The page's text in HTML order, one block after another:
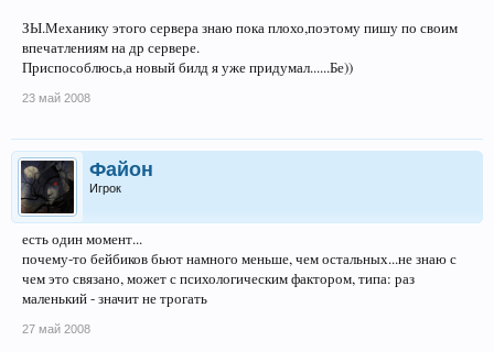
ЗЫ.Механику этого сервера знаю пока плохо,поэтому пишу по своим
впечатлениям на др сервере.
Приспособлюсь,а новый билд я уже придумал......Бе))
23 май 2008
Файон
Игрок
есть один момент...
почему-то бейбиков бьют намного меньше, чем остальных...не знаю с
чем это связано, может с психологическим фактором, типа: раз
маленький - значит не трогать
27 май 2008